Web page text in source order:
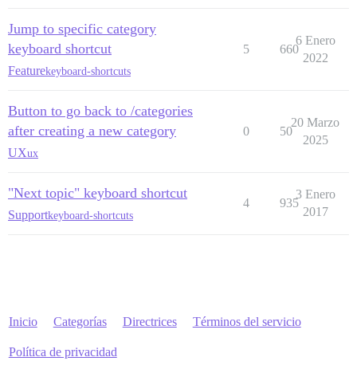
Jump to specific category
keyboard shortcut
Featurekeyboard-shortcuts
5 660
6 Enero
2022
Button to go back to /categories
after creating a new category
UXux
0 50
20 Marzo
2025
"Next topic" keyboard shortcut
Supportkeyboard-shortcuts
4 935
3 Enero
2017
Inicio Categorías Directrices Términos del servicio
Política de privacidad